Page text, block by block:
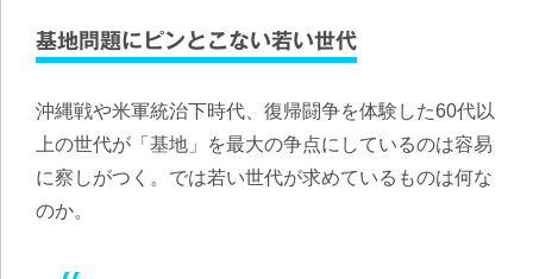
基地問題にピンとこない若い世代
沖縄戦や米軍統治下時代、復帰闘争を体験した60代以
上の世代が「基地」を最大の争点にしているのは容易
に察しがつく。では若い世代が求めているものは何な
のか。